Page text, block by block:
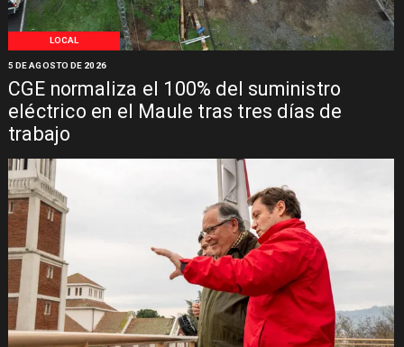
LOCAL
CGE normaliza el 100% del suministro
eléctrico en el Maule tras tres días de
trabajo
5 DE AGOSTO DE 2026